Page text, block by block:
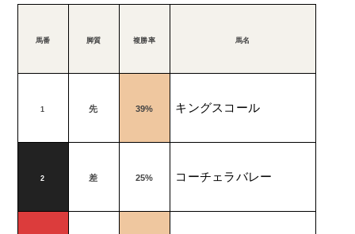
馬番 脚質 複勝率 馬名
1 先 39% キングスコール
2 差 25% コーチェラバレー